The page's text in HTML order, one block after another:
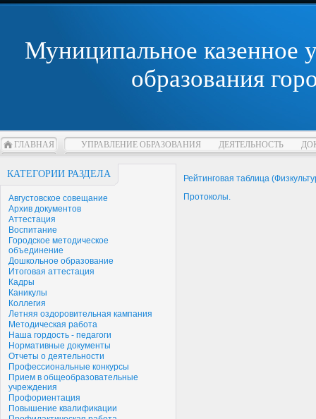
Муниципальное казенное
образования
ГЛАВНАЯ УПРАВЛЕНИЕ ОБРАЗОВАНИЯ ДЕЯТЕЛЬНОСТЬ
КАТЕГОРИИ РАЗДЕЛА
Августовское совещание
Архив документов
Аттестация
Воспитание
Городское методическое
объединение
Дошкольное образование
Итоговая аттестация
Кадры
Каникулы
Коллегия
Летняя оздоровительная кампания
Методическая работа
Наша гордость - педагоги
Нормативные документы
Отчеты о деятельности
Профессиональные конкурсы
Прием в общеобразовательные
учреждения
Профориентация
Повышение квалификации
Рейтинговая таблица
Протоколы.